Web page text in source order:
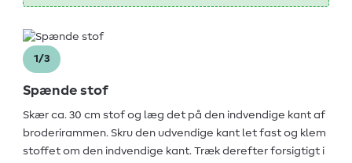
1/3
Spænde stof
Skær ca. 30 cm stof og læg det på den indvendige kant af
broderirammen. Skru den udvendige kant let fast og klem
stoffet om den indvendige kant. Træk derefter forsigtigt i